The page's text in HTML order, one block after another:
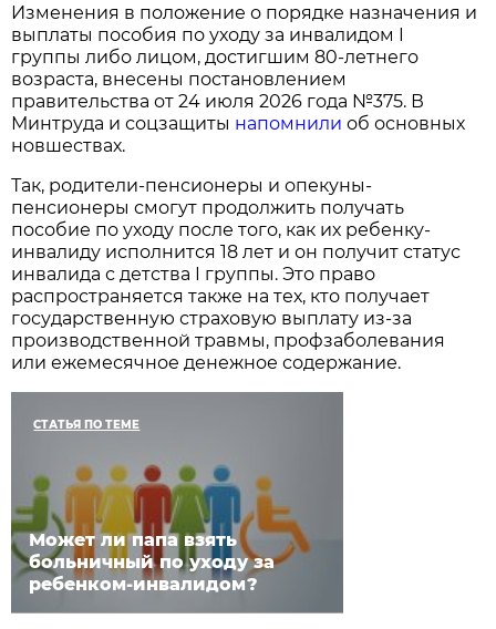
Изменения в положение о порядке назначения и
выплаты пособия по уходу за инвалидом I
группы либо лицом, достигшим 80-летнего
возраста, внесены постановлением
правительства от 24 июля 2026 года №375. В
Минтруда и соцзащиты напомнили об основных
новшествах.
Так, родители-пенсионеры и опекуны-
пенсионеры смогут продолжить получать
пособие по уходу после того, как их ребенку-
инвалиду исполнится 18 лет и он получит статус
инвалида с детства I группы. Это право
распространяется также на тех, кто получает
государственную страховую выплату из-за
производственной травмы, профзаболевания
или ежемесячное денежное содержание.
СТАТЬЯ ПО ТЕМЕ
Может ли папа взять
больничный по уходу за
ребенком-инвалидом?